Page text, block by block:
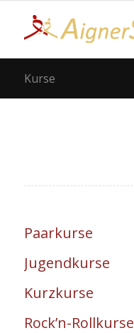
Kurse
Paarkurse
Jugendkurse
Kurzkurse
Rock’n-Rollkurse